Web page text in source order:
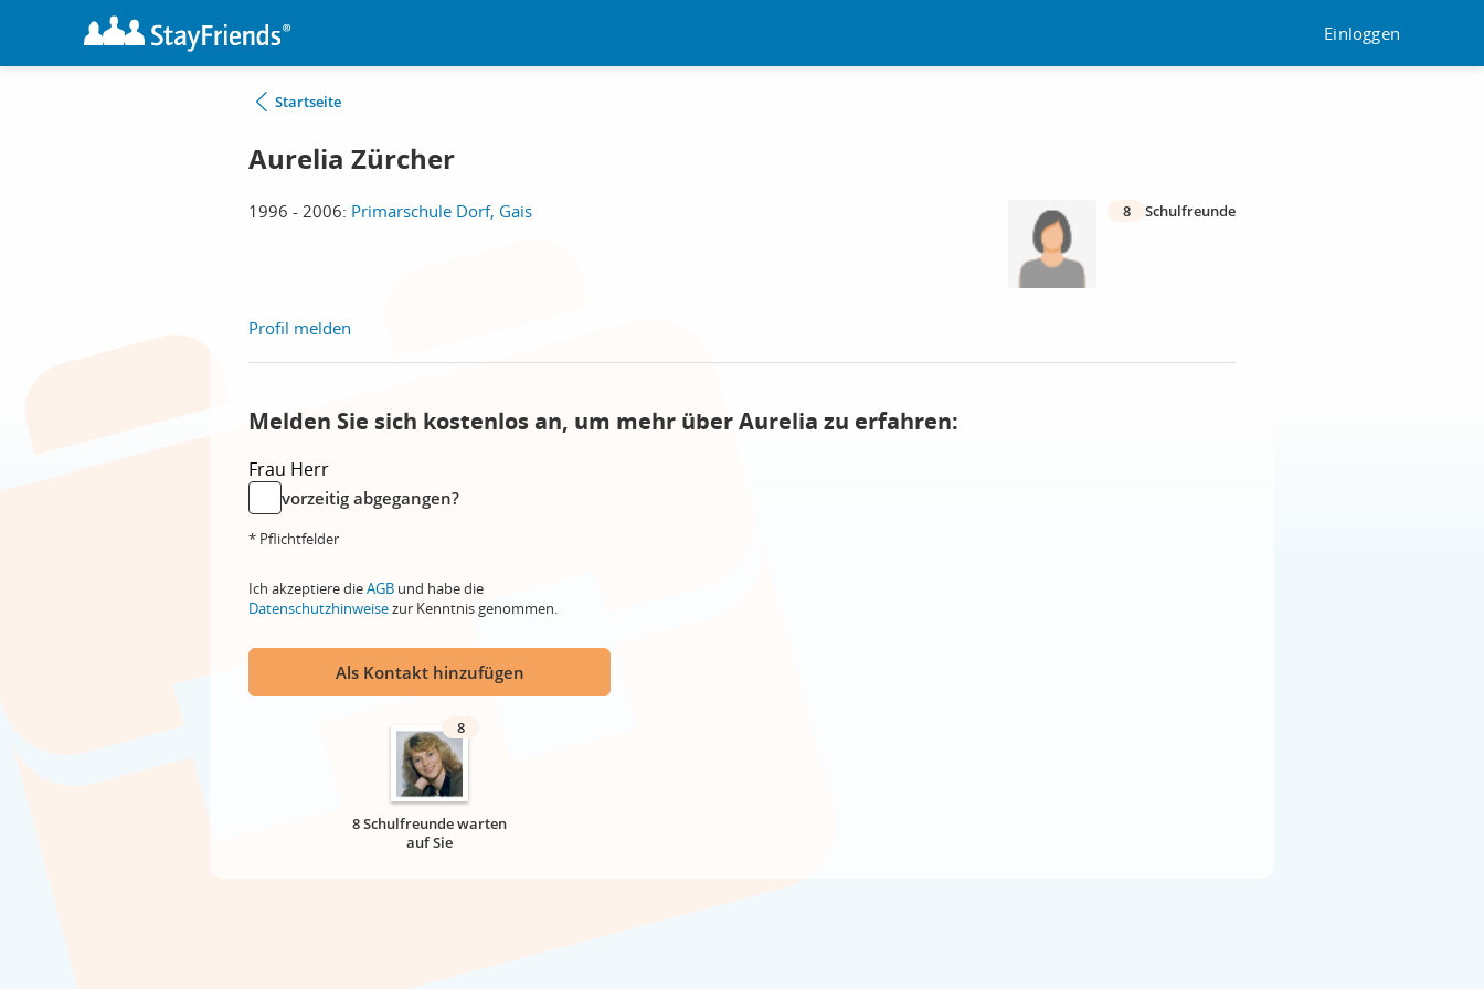
Einloggen
Startseite
Aurelia Zürcher
1996 - 2006: Primarschule Dorf, Gais 8 Schulfreunde
Profil melden
Melden Sie sich kostenlos an, um mehr über Aurelia zu erfahren:
Frau Herr
vorzeitig abgegangen?
* Pflichtfelder
Ich akzeptiere dieAGB und habe die
Datenschutzhinweisezur Kenntnis genommen.
Als Kontakt hinzufügen
8
8 Schulfreunde warten
auf Sie